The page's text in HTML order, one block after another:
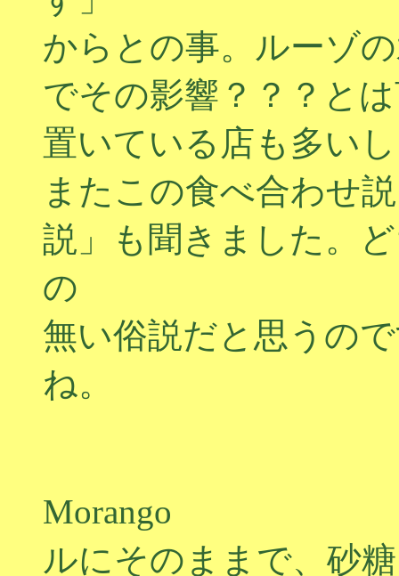
からとの事。ルーゾ
でその影響？？？と
置いている店も多い
またこの食べ合わせ
説」も聞きました。
の
無い俗説だと思うの
ね。
Morango ：
ルにそのままで、砂